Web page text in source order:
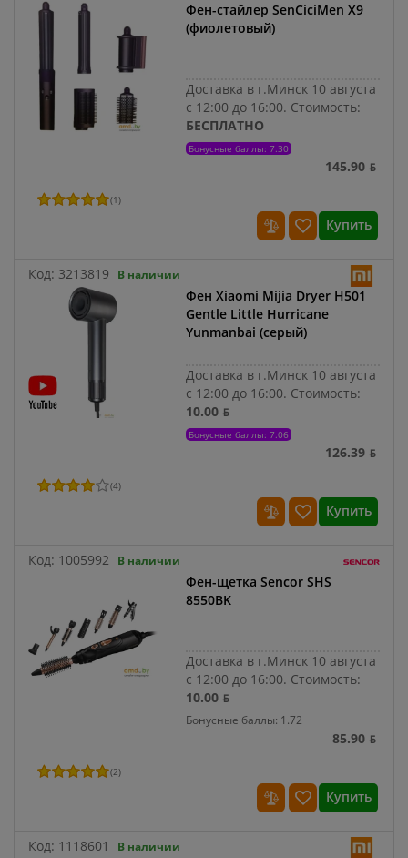
Фен-стайлер SenCiciMen X9
(фиолетовый)
Доставка в г.Минск 10 августа
с 12:00 до 16:00. Стоимость:
БЕСПЛАТНО
Бонусные баллы: 7.30
145.90 ƃ
(1)
Купить
Код: 3213819 В наличии
Фен Xiaomi Mijia Dryer H501
Gentle Little Hurricane
Yunmanbai (серый)
Доставка в г.Минск 10 августа
с 12:00 до 16:00. Стоимость:
10.00 ƃ
Бонусные баллы: 7.06
126.39 ƃ
(4)
Купить
Код: 1005992 В наличии
Фен-щетка Sencor SHS
8550BK
Доставка в г.Минск 10 августа
с 12:00 до 16:00. Стоимость:
10.00 ƃ
Бонусные баллы: 1.72
85.90 ƃ
(2)
Купить
Код: 1118601 В наличии